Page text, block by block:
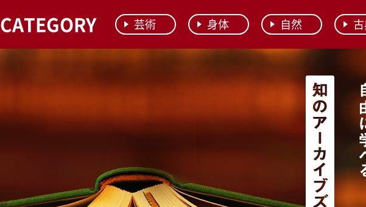
CATEGORY 芸術 身体 自然